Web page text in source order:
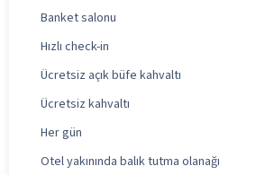
Banket salonu
Hızlı check-in
Ücretsiz açık büfe kahvaltı
Ücretsiz kahvaltı
Her gün
Otel yakınında balık tutma olanağı